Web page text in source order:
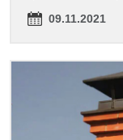
09.11.2021